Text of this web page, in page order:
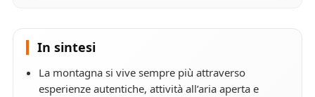
In sintesi
La montagna si vive sempre più attraverso
esperienze autentiche, attività all’aria aperta e